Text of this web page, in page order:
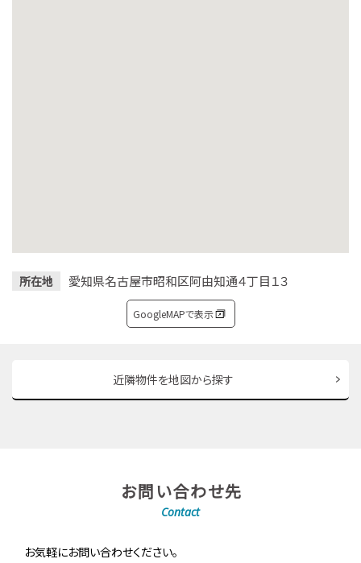
所在地 愛知県名古屋市昭和区阿由知通４丁目１３
GoogleMAPで表示
近隣物件を地図から探す
お問い合わせ先
Contact
お気軽にお問い合わせください。